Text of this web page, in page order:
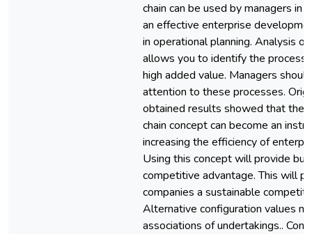
chain can be used by managers in
an effective enterprise
in operational planning. Analysis of
allows you to identify the
high added value. Managers
attention to these processes.
obtained results showed that the
chain concept can become an
increasing the efficiency of
Using this concept will provide
competitive advantage. This will
companies a sustainable
Alternative configuration values
associations of undertakings..